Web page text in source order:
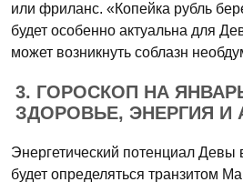
или фриланс. «Копейка рубль
будет особенно актуальна для
может возникнуть соблазн
3. ГОРОСКОП НА
ЗДОРОВЬЕ, ЭНЕРГИЯ И
Энергетический потенциал Девы
будет определяться транзитом